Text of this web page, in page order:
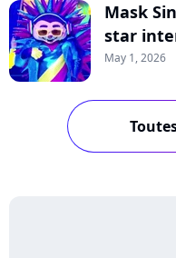
Mask
star
May 1, 2026